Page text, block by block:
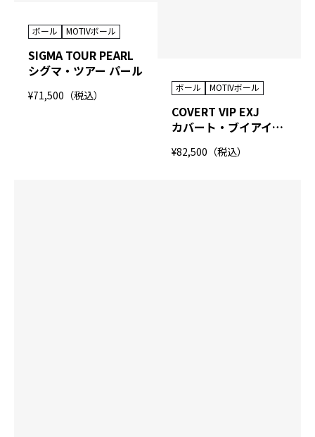
ボール MOTIVボール
SIGMA TOUR PEARL
シグマ・ツアー パール
¥71,500（税込）
ボール MOTIVボール
COVERT VIP EXJ
カバート・ブイアイピー イーエックスジェイ
¥82,500（税込）